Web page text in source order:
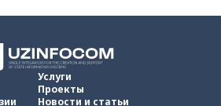
Услуги
Проекты
Новости и статьи